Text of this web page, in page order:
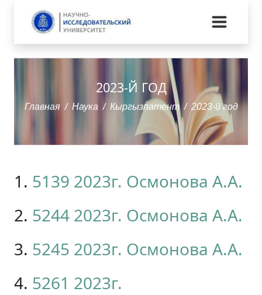
2023-Й ГОД
Главная Наука Кыргызпатент 2023-й год
1. 5139 2023г. Осмонова А.А.
2. 5244 2023г. Осмонова А.А.
3. 5245 2023г. Осмонова А.А.
4. 5261 2023г.